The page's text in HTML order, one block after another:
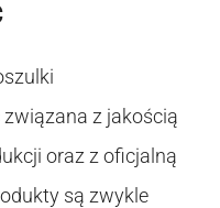
z jakością
oraz z oficjalną
są zwykle